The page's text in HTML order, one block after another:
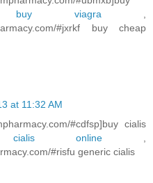
- buy viagra,
#jxrkf buy cheap
at 11:32 AM
#cdfsp]buy cialis
cialis online ,
#risfu generic cialis